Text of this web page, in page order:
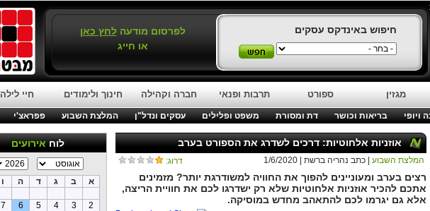
חיפוש באינדקס עסקים לפרסום מודעהלחץ כאן
או חייג
מגזין ספורט תרבות ופנאי חברה וקהילה חינוך ולימודים חיי לילה
ויופי בריאות וכושר דת ומסורת משפט ופלילים עסקים ונדל"ן המלצת השבוע פפראצ'י
לוחאירועים
א ב ג ד ה ו
2
3
4
5
6
7
אוזניות אלחוטיות: דרכים לשדרג את הספורט בערב
דרוג: המלצת השבוע | כתב נהריה ברשת | 1/6/2020
רצים בערב ומעוניינים להפוך את החוויה למשודרגת יותר? מזמינים
אתכם להכיר אוזניות אלחוטיות שלא רק ישדרגו לכם את חוויית הריצה,
אלא גם יגרמו לכם להתאהב מחדש במוסיקה.